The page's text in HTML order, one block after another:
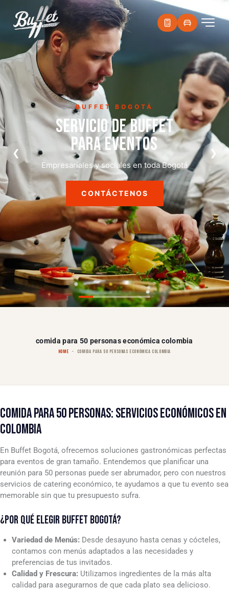
BUFFET BOGOTÁ
SERVICIO DE BUFFET
PARA EVENTOS
Empresariales y sociales en toda Bogotá
CONTÁCTENOS
❮ ❯
comida para 50 personas económica colombia
HOME COMIDA PARA 50 PERSONAS ECONÓMICA COLOMBIA
COMIDA PARA 50 PERSONAS: SERVICIOS ECONÓMICOS EN
COLOMBIA
En Buffet Bogotá, ofrecemos soluciones gastronómicas perfectas
para eventos de gran tamaño. Entendemos que planificar una
reunión para 50 personas puede ser abrumador, pero con nuestros
servicios de catering económico, te ayudamos a que tu evento sea
memorable sin que tu presupuesto sufra.
¿POR QUÉ ELEGIR BUFFET BOGOTÁ?
Variedad de Menús: Desde desayuno hasta cenas y cócteles,
contamos con menús adaptados a las necesidades y
preferencias de tus invitados.
Calidad y Frescura: Utilizamos ingredientes de la más alta
calidad para asegurarnos de que cada plato sea delicioso.